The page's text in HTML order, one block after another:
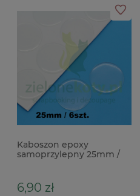
Kaboszon epoxy
samoprzylepny 25mm /
6,90 zł